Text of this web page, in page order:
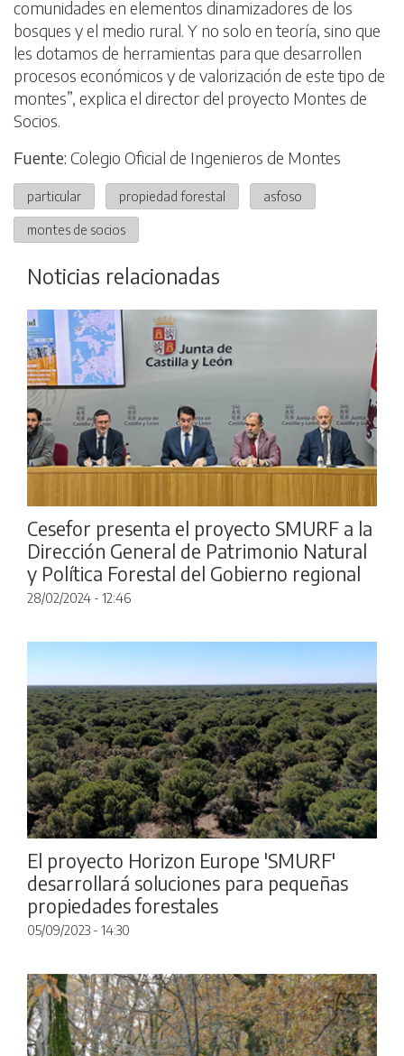
comunidades en elementos dinamizadores de los
bosques y el medio rural. Y no solo en teoría, sino que
les dotamos de herramientas para que desarrollen
procesos económicos y de valorización de este tipo de
montes”, explica el director del proyecto Montes de
Socios.
Fuente: Colegio Oficial de Ingenieros de Montes
particular propiedad forestal asfoso
montes de socios
Noticias relacionadas
Cesefor presenta el proyecto SMURF a la
Dirección General de Patrimonio Natural
y Política Forestal del Gobierno regional
28/02/2024 - 12:46
El proyecto Horizon Europe 'SMURF'
desarrollará soluciones para pequeñas
propiedades forestales
05/09/2023 - 14:30